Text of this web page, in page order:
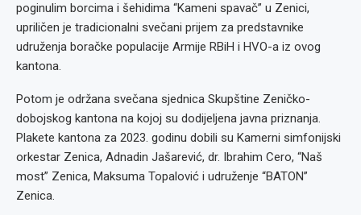
poginulim borcima i šehidima “Kameni spavač” u Zenici,
upriličen je tradicionalni svečani prijem za predstavnike
udruženja boračke populacije Armije RBiH i HVO-a iz ovog
kantona.
Potom je održana svečana sjednica Skupštine Zeničko-
dobojskog kantona na kojoj su dodijeljena javna priznanja.
Plakete kantona za 2023. godinu dobili su Kamerni simfonijski
orkestar Zenica, Adnadin Jašarević, dr. Ibrahim Cero, “Naš
most” Zenica, Maksuma Topalović i udruženje “BATON”
Zenica.